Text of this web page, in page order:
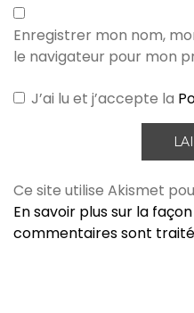
Enregistrer mon nom,
le navigateur pour mon
J’ai lu et j’accepte la
Ce site utilise Akismet
En savoir plus sur la
commentaires sont